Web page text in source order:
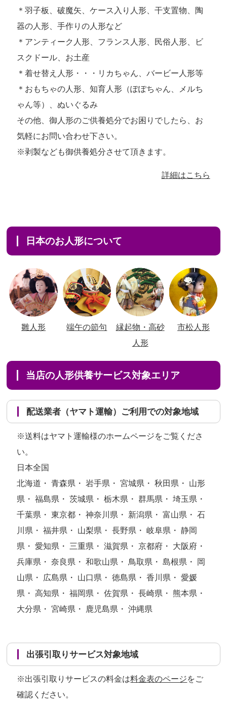
＊羽子板、破魔矢、ケース入り人形、干支置物、陶
器の人形、手作りの人形など
＊アンティーク人形、フランス人形、民俗人形、ビ
スクドール、お土産
＊着せ替え人形・・・リカちゃん、バービー人形等
＊おもちゃの人形、知育人形（ぽぽちゃん、メルち
ゃん等）、ぬいぐるみ
その他、御人形のご供養処分でお困りでしたら、お
気軽にお問い合わせ下さい。
※剥製なども御供養処分させて頂きます。
詳細はこちら
日本のお人形について
雛人形 端午の節句
縁起物・高砂
人形
市松人形
当店の人形供養サービス対象エリア
配送業者（ヤマト運輸）ご利用での対象地域
※送料はヤマト運輸様のホームページをご覧くださ
い。
日本全国
北海道・ 青森県・ 岩手県・ 宮城県・ 秋田県・ 山形
県・ 福島県・ 茨城県・ 栃木県・ 群馬県・ 埼玉県・
千葉県・ 東京都・ 神奈川県・ 新潟県・ 富山県・ 石
川県・ 福井県・ 山梨県・ 長野県・ 岐阜県・ 静岡
県・ 愛知県・ 三重県・ 滋賀県・ 京都府・ 大阪府・
兵庫県・ 奈良県・ 和歌山県・ 鳥取県・ 島根県・ 岡
山県・ 広島県・ 山口県・ 徳島県・ 香川県・ 愛媛
県・ 高知県・ 福岡県・ 佐賀県・ 長崎県・ 熊本県・
大分県・ 宮崎県・ 鹿児島県・ 沖縄県
出張引取りサービス対象地域
※出張引取りサービスの料金は料金表のページをご
確認ください。